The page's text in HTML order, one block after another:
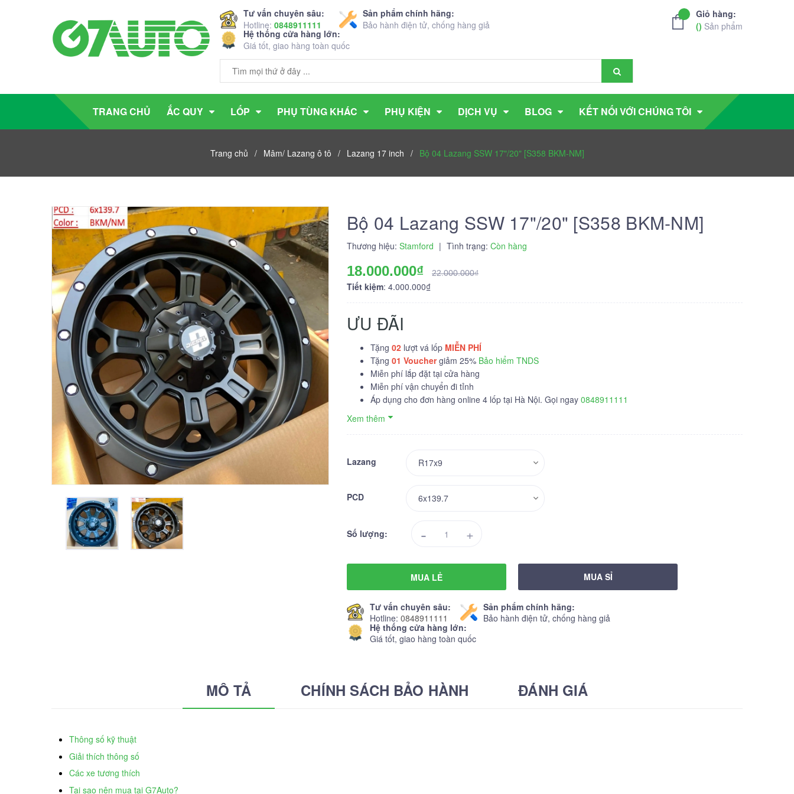
Tư vấn chuyên sâu:
Hotline: 0848911111
Sản phẩm chính hãng:
Bảo hành điện tử, chống hàng giả
Hệ thống cửa hàng lớn:
Giá tốt, giao hàng toàn quốc
Giỏ hàng:
() Sản phẩm
TRANG CHỦ ẮC QUY LỐP PHỤ TÙNG KHÁC PHỤ KIỆN DỊCH VỤ BLOG KẾT NỐI VỚI CHÚNG TÔI
Trang chủ / Mâm/ Lazang ô tô / Lazang 17 inch / Bộ 04 Lazang SSW 17"/20" [S358 BKM-NM]
Bộ 04 Lazang SSW 17"/20" [S358 BKM-NM]
Thương hiệu: Stamford | Tình trạng: Còn hàng
18.000.000₫ 22.000.000₫
Tiết kiệm: 4.000.000₫
ƯU ĐÃI
Tặng 02 lượt vá lốp MIỄN PHÍ
Tặng 01 Vouchergiảm 25% Bảo hiểm TNDS
Miễn phí lắp đặt tại cửa hàng
Miễn phí vận chuyển đi tỉnh
Áp dụng cho đơn hàng online 4 lốp tại Hà Nội. Gọi ngay 0848911111
Xem thêm
Lazang
PCD
Số lượng: - +
MUA LẺ MUA SỈ
Tư vấn chuyên sâu:
Hotline: 0848911111
Sản phẩm chính hãng:
Bảo hành điện tử, chống hàng giả
Hệ thống cửa hàng lớn:
Giá tốt, giao hàng toàn quốc
MÔ TẢ CHÍNH SÁCH BẢO HÀNH ĐÁNH GIÁ
Thông số kỹ thuật
Giải thích thông số
Các xe tương thích
Tại sao nên mua tại G7Auto?